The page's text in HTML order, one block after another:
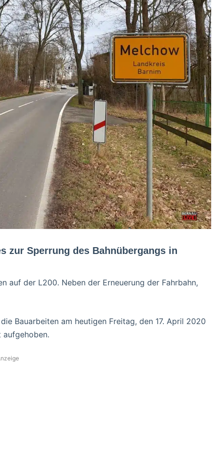
zur Sperrung des Bahnübergangs in
auf der L200. Neben der Erneuerung der Fahrbahn,
Bauarbeiten am heutigen Freitag, den 17. April 2020
aufgehoben.